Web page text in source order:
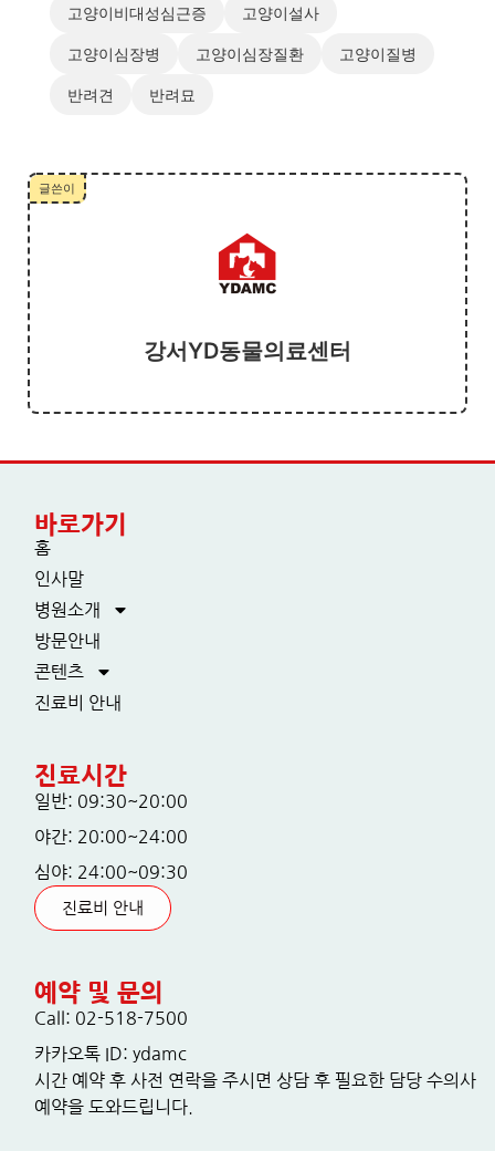
고양이비대성심근증
고양이설사
고양이심장병
고양이심장질환
고양이질병
반려견
반려묘
글쓴이
강서YD동물의료센터
바로가기
홈
인사말
병원소개
방문안내
콘텐츠
진료비 안내
진료시간
일반: 09:30~20:00
야간: 20:00~24:00
심야: 24:00~09:30
진료비 안내
예약 및 문의
Call: 02-518-7500
카카오톡 ID: ydamc
시간 예약 후 사전 연락을 주시면 상담 후 필요한 담당 수의사
예약을 도와드립니다.